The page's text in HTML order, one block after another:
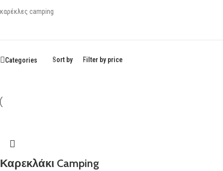
καρέκλες camping
Categories Sort by Filter by price
Καρεκλάκι Camping